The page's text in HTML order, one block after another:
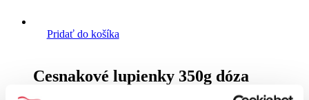
Pridať do košíka
Cesnakové lupienky 350g dóza